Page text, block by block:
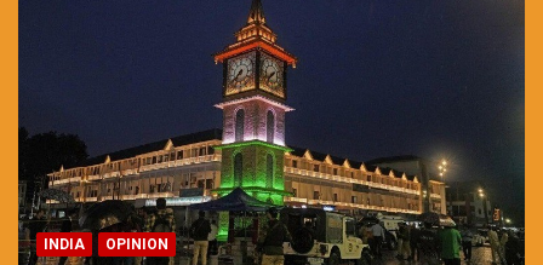
INDIA OPINION